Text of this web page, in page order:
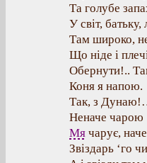
Та голубе
У світ, батьку,
Там широко,
Що ніде і
Обернути!..
Коня я напою.
Так, з
Неначе чарою
Мя чарує,
Звіздарь ‘го